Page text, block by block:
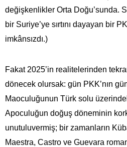
değişkenlikler Orta Doğu’sunda.
bir Suriye’ye sırtını dayayan bir
imkânsızdı.)
Fakat 2025’in realitelerinden
dönecek olursak: gün PKK’nın
Maoculuğunun Türk solu
Apoculuğun doğuş döneminin
unutuluvermiş; bir zamanların
Maestra, Castro ve Guevara